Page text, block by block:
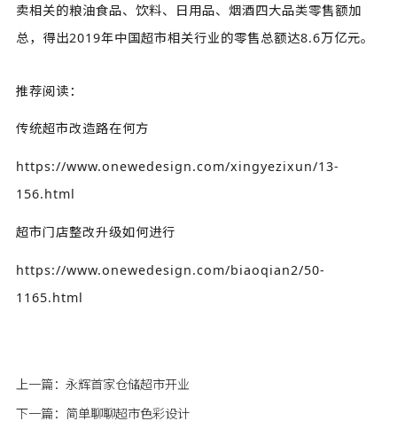
卖相关的粮油食品、饮料、日用品、烟酒四大品类零售额加
总，得出2019年中国超市相关行业的零售总额达8.6万亿元。
推荐阅读：
传统超市改造路在何方
https://www.onewedesign.com/xingyezixun/13-
156.html
超市门店整改升级如何进行
https://www.onewedesign.com/biaoqian2/50-
1165.html
上一篇： 永辉首家仓储超市开业
下一篇： 简单聊聊超市色彩设计